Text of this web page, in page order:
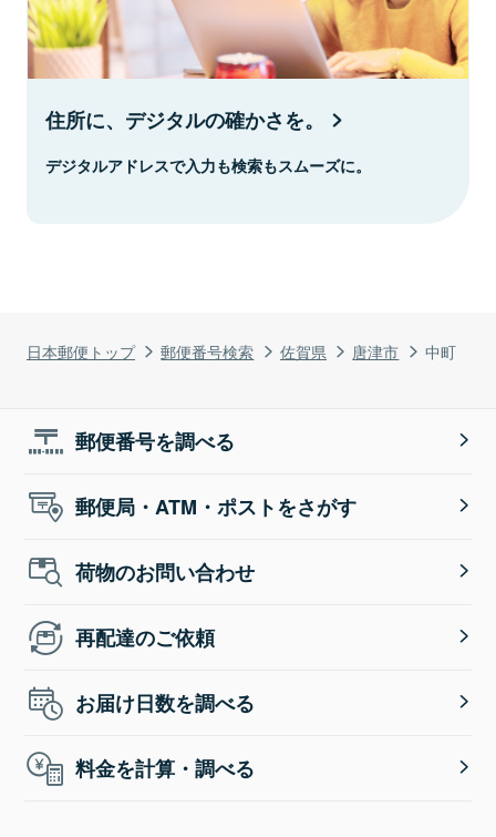
日本郵便トップ 郵便番号検索 佐賀県 唐津市 中町
住所に、デジタルの確かさを。
デジタルアドレスで入力も検索もスムーズに。
郵便番号を調べる
郵便局・ATM・ポストをさがす
荷物のお問い合わせ
再配達のご依頼
お届け日数を調べる
料金を計算・調べる